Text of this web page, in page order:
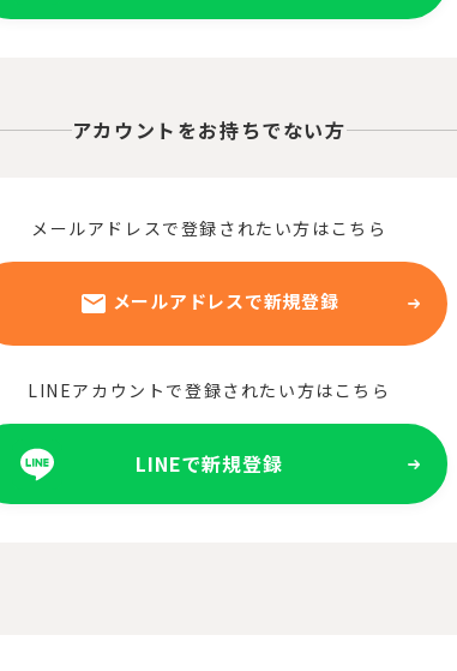
アカウントをお持ちでない方
メールアドレスで登録されたい方はこちら
メールアドレスで新規登録
LINEアカウントで登録されたい方はこちら
LINEで新規登録